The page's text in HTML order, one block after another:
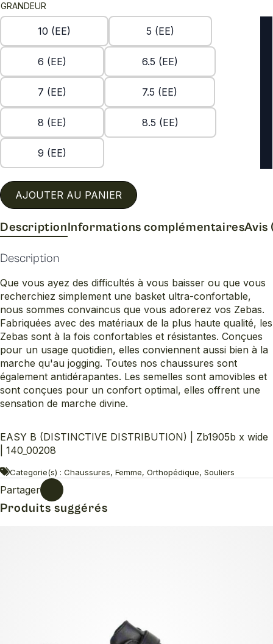
GRANDEUR
10 (EE) 5 (EE)
6 (EE) 6.5 (EE)
7 (EE) 7.5 (EE)
8 (EE) 8.5 (EE)
9 (EE)
AJOUTER AU PANIER
DescriptionInformations complémentairesAvis
Description
Que vous ayez des difficultés à vous baisser ou que vous
recherchiez simplement une basket ultra-confortable,
nous sommes convaincus que vous adorerez vos Zebas.
Fabriquées avec des matériaux de la plus haute qualité, les
Zebas sont à la fois confortables et résistantes. Conçues
pour un usage quotidien, elles conviennent aussi bien à la
marche qu'au jogging. Toutes nos chaussures sont
également antidérapantes. Les semelles sont amovibles et
sont conçues pour un confort optimal, elles offrent une
sensation de marche divine.
EASY B (DISTINCTIVE DISTRIBUTION) | Zb1905b x wide
| 140_00208
Categorie(s) : Chaussures, Femme, Orthopédique, Souliers
Partager
Produits suggérés